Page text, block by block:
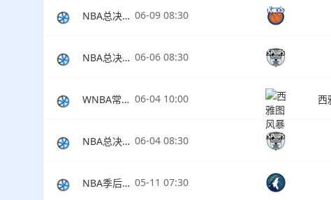
NBA总决赛G3 06-09 08:30
NBA总决赛G2 06-06 08:30
WNBA常规赛 06-04 10:00 西
NBA总决赛G1 06-04 08:30
NBA季后赛西部半决赛G4 05-11 07:30